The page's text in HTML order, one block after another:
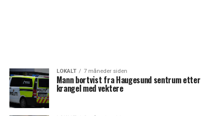
LOKALT 7 måneder siden
Mann bortvist fra Haugesund sentrum etter
krangel med vektere